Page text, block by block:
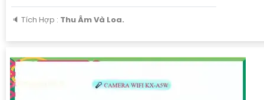
️🔈 Tích Hợp : Thu Âm Và Loa.